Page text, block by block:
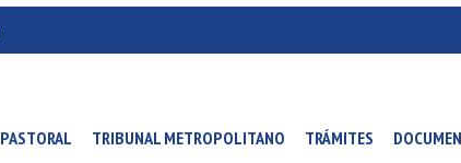
PASTORAL TRIBUNAL METROPOLITANO TRÁMITES